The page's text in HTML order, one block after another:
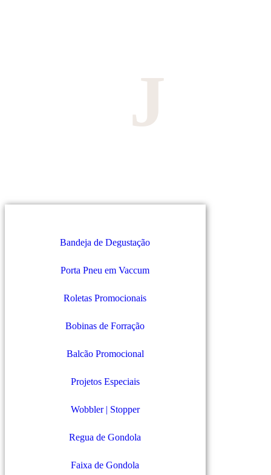
J
Bandeja de Degustação
Porta Pneu em Vaccum
Roletas Promocionais
Bobinas de Forração
Balcão Promocional
Projetos Especiais
Wobbler | Stopper
Regua de Gondola
Faixa de Gondola